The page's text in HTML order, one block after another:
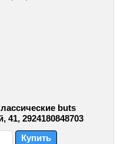
buts
41, 2924180848703
Купить